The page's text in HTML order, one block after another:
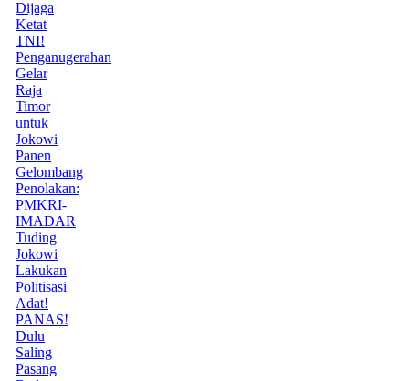
Dijaga
Ketat
TNI!
Penganugerahan
Gelar
Raja
Timor
untuk
Jokowi
Panen
Gelombang
Penolakan:
PMKRI-
IMADAR
Tuding
Jokowi
Lakukan
Politisasi
Adat!
PANAS!
Dulu
Saling
Pasang